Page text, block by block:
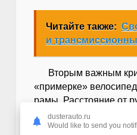
Читайте также:
и
Вторым важным
«примерке»
рамы. Расстояние от
должно быть равным
локтя до кончиков
dusterauto.ru
Would like to send you